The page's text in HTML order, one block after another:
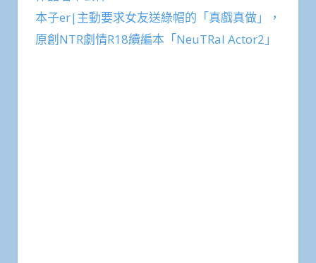
本子er|主動要求女友送綠帽的「真戲真做」，
原創NTR劇情R18續編本「NeuTRal Actor2」